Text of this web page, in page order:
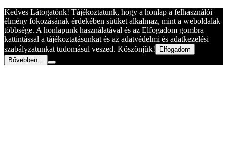
Kedves Látogatónk! Tájékoztatunk, hogy a honlap a felhasználói
élmény fokozásának érdekében sütiket alkalmaz, mint a weboldalak
többsége. A honlapunk használatával és az Elfogadom gombra
kattintással a tájékoztatásunkat és az adatvédelmi és adatkezelési
szabályzatunkat tudomásul veszed. Köszönjük!
Elfogadom
Bővebben...